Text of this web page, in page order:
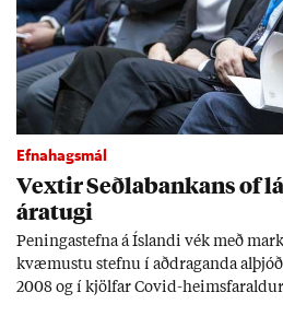
Efnahagsmál
Vext­ir Seðla­bank­ans of
ára­tugi
Pen­inga­stefna á Ís­landi vék með
kvæm­ustu stefnu í að­drag­anda
2008 og í kjöl­far Covid-